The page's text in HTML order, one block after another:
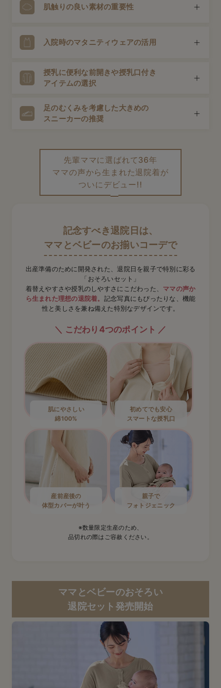
Gift Selection 出産祝い
ファルスカ
入院準備の持ち物チェック
出産を終えてすぐの体は完全に元通りではありません。帝
王切開の場合は傷も痛むため、お腹や体を締め付けない、
すすめです。
肌触りの良い素材の重要性
出産後の肌はとても敏感。綿など自然由来の素材や、やわ
らかな肌あたりの良い素材を選びましょう。
入院時のマタニティウェアの活用
体型はまだ妊娠前には戻っていません。入院時に着ていた
マタニティウェアはそのまま使える場合がほとんど。産後
授乳に便利な前開きや授乳口付き
アイテムの選択
途中で授乳をすることも考えて、前開きタイプや授乳口が
付いたトップス・ワンピースなどが安心。スムーズに授乳
足のむくみを考慮した大きめの
スニーカーの推奨
く、ヒールも危険です。安定感のある大きめのスニーカー
がおすすめです。
先輩ママに選ばれて36年
ママの声から生まれた退院着が
ついにデビュー!!
記念すべき退院日は、
ママとベビーのお揃いコーデで
出産準備のために開発された、退院日を親子で特別に彩る
「おそろいセット」
着替えやすさや授乳のしやすさにこだわった、 ママの声か
ら生まれた理想の退院着。 記念写真にもぴったりな、 機能
性と美しさを兼ね備えた特別なデザインです。
こだわり4つのポイント
肌にやさしい
綿100%
初めてでも安心
スマートな授乳口
産前産後の
体型カバーが叶う
親子で
フォトジェニック
※数量限定生産のため、
品切れの際はご容赦ください。
ママとベビーのおそろい
退院セット発売開始